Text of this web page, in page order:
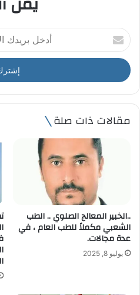
أ
د
خ
ل
ر
د
ر
و
ي
مقالات ذات صلة
..الخبير المعالج الصلوي .. الطب
الشعبي مكملاً للطب العام ، في
عدة مجالات.
يوليو 8, 2025